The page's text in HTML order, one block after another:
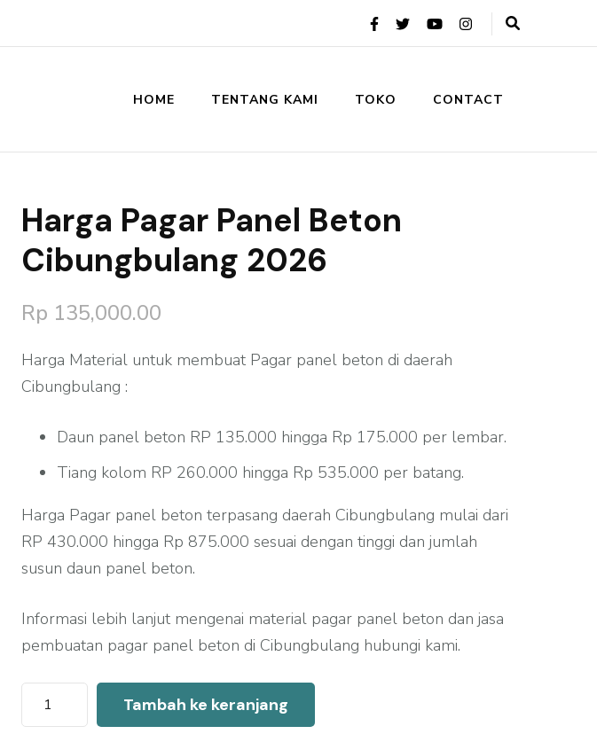
HOME TENTANG KAMI TOKO CONTACT
Harga Pagar Panel Beton
Cibungbulang 2026
Rp 135,000.00
Harga Material untuk membuat Pagar panel beton di daerah
Cibungbulang :
Daun panel beton RP 135.000 hingga Rp 175.000 per lembar.
Tiang kolom RP 260.000 hingga Rp 535.000 per batang.
Harga Pagar panel beton terpasang daerah Cibungbulang mulai dari
RP 430.000 hingga Rp 875.000 sesuai dengan tinggi dan jumlah
susun daun panel beton.
Informasi lebih lanjut mengenai material pagar panel beton dan jasa
pembuatan pagar panel beton di Cibungbulang hubungi kami.
Kuantitas
Harga
Tambah ke keranjang